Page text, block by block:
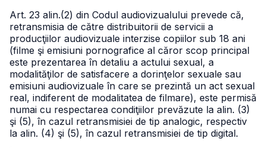
Art. 23 alin.(2) din Codul audiovizualului prevede că,
retransmisia de către distribuitorii de servicii a
producţiilor audiovizuale interzise copiilor sub 18 ani
(filme şi emisiuni pornografice al căror scop principal
este prezentarea în detaliu a actului sexual, a
modalităţilor de satisfacere a dorinţelor sexuale sau
emisiuni audiovizuale în care se prezintă un act sexual
real, indiferent de modalitatea de filmare), este permisă
numai cu respectarea condiţiilor prevăzute la alin. (3)
şi (5), în cazul retransmisiei de tip analogic, respectiv
la alin. (4) şi (5), în cazul retransmisiei de tip digital.